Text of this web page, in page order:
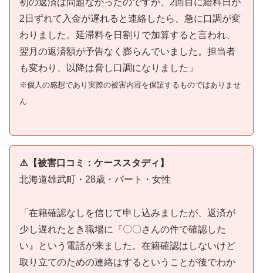
2日ずれて入金が遅れると連絡したら、急に口調が変
わりました。延滞料を日割りで加算すると言われ、
翌月の返済額が予告なく膨らんでいました。担当者
も変わり、以降は脅し口調になりました」
※個人の感想であり実際の被害内容を保証するものではありませ
ん
⚠️【被害口コミ：ケーススタディ】
北海道雄武町・28歳・パート・女性
「在籍確認なしを信じて申し込みましたが、返済が
少し遅れたとき職場に『〇〇さんの件で確認した
い』という電話が来ました。在籍確認はしないけど
取り立てのための連絡はするということが後でわか